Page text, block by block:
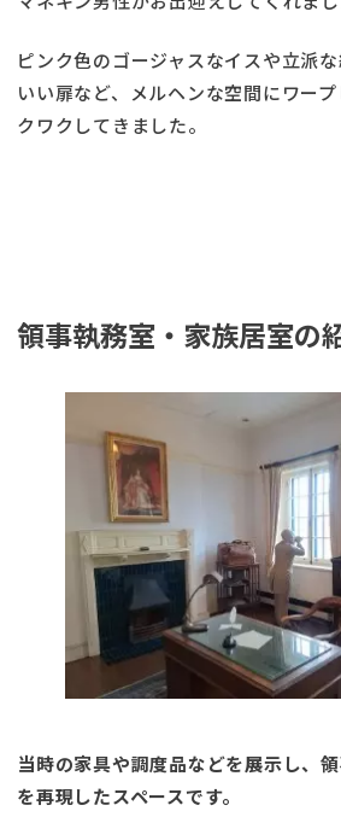
ピンク色のゴージャスなイスや立派
いい扉など、メルヘンな空間にワー
クワクしてきました。
領事執務室・家族居室の
当時の家具や調度品などを展示し、
を再現したスペースです。